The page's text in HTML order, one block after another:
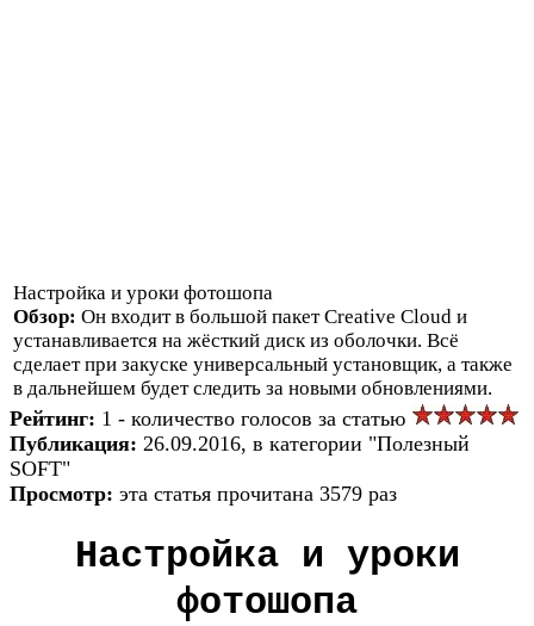
Настройка и уроки фотошопа
Обзор: Он входит в большой пакет Creative Cloud и
устанавливается на жёсткий диск из оболочки. Всё
сделает при закуске универсальный установщик, а также
в дальнейшем будет следить за новыми обновлениями.
Рейтинг: 1 - количество голосов за статью
Публикация: 26.09.2016, в категории "Полезный
SOFT"
Просмотр: эта статья прочитана 3579 раз
Настройка и уроки
фотошопа